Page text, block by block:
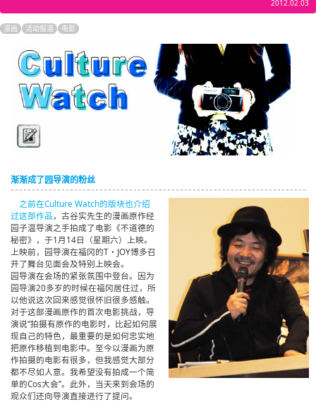
English
ภาษาไทย
Bahasa Indonesia
2012.02.03
漫画 活动报道 电影
渐渐成了园导演的粉丝
之前在Culture Watch的版块也介绍
过这部作品，古谷实先生的漫画原作经
园子温导演之手拍成了电影《不道德的
秘密》，于1月14日（星期六）上映。
上映前，园导演在福冈的T・JOY博多召
开了舞台见面会及特别上映会。
园导演在会场的紧张氛围中登台。因为
园导演20多岁的时候在福冈居住过，所
以他说这次回来感觉很怀旧很多感触。
对于这部漫画原作的首次电影挑战，导
演说“拍摄有原作的电影时，比起如何展
现自己的特色，最重要的是如何忠实地
把原作移植到电影中。至今以漫画为原
作拍摄的电影有很多，但我感觉大部分
都不尽如人意。我希望没有拍成一个简
单的Cos大会”。此外，当天来到会场的
观众们还向导演直接进行了提问。